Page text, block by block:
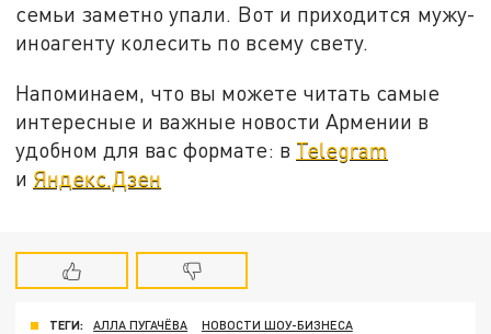
семьи заметно упали. Вот и приходится мужу-
иноагенту колесить по всему свету.
Напоминаем, что вы можете читать самые
интересные и важные новости Армении в
удобном для вас формате: в Telegram
и Яндекс.Дзен
ТЕГИ: АЛЛА ПУГАЧЁВА
НОВОСТИ ШОУ-БИЗНЕСА